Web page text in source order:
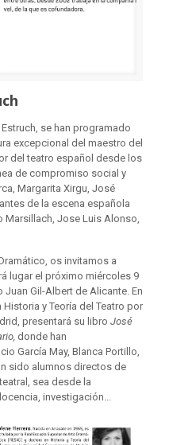
se han programado
excepcional del maestro del
del teatro español desde los
de compromiso social y
Margarita Xirgu, José
de la escena española
Jose Luis Alonso,
os invitamos a
lugar el próximo miércoles 9
Juan Gil-Albert de Alicante. En
y Teoría del Teatro por
presentará su libro José
donde han
García May, Blanca Portillo,
sido alumnos directos de
sea desde la
investigación...